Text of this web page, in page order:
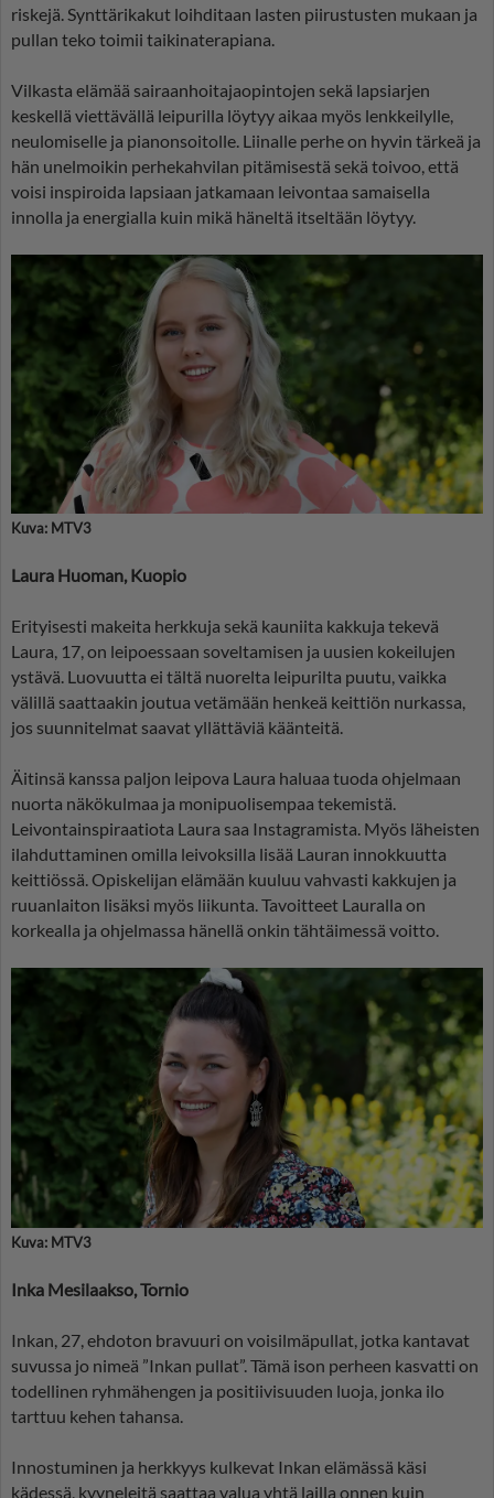
riskejä. Synttärikakut loihditaan lasten piirustusten mukaan ja
pullan teko toimii taikinaterapiana.
Vilkasta elämää sairaanhoitajaopintojen sekä lapsiarjen
keskellä viettävällä leipurilla löytyy aikaa myös lenkkeilylle,
neulomiselle ja pianonsoitolle. Liinalle perhe on hyvin tärkeä ja
hän unelmoikin perhekahvilan pitämisestä sekä toivoo, että
voisi inspiroida lapsiaan jatkamaan leivontaa samaisella
innolla ja energialla kuin mikä häneltä itseltään löytyy.
Kuva: MTV3
Laura Huoman, Kuopio
Erityisesti makeita herkkuja sekä kauniita kakkuja tekevä
Laura, 17, on leipoessaan soveltamisen ja uusien kokeilujen
ystävä. Luovuutta ei tältä nuorelta leipurilta puutu, vaikka
välillä saattaakin joutua vetämään henkeä keittiön nurkassa,
jos suunnitelmat saavat yllättäviä käänteitä.
Äitinsä kanssa paljon leipova Laura haluaa tuoda ohjelmaan
nuorta näkökulmaa ja monipuolisempaa tekemistä.
Leivontainspiraatiota Laura saa Instagramista. Myös läheisten
ilahduttaminen omilla leivoksilla lisää Lauran innokkuutta
keittiössä. Opiskelijan elämään kuuluu vahvasti kakkujen ja
ruuanlaiton lisäksi myös liikunta. Tavoitteet Lauralla on
korkealla ja ohjelmassa hänellä onkin tähtäimessä voitto.
Kuva: MTV3
Inka Mesilaakso, Tornio
Inkan, 27, ehdoton bravuuri on voisilmäpullat, jotka kantavat
suvussa jo nimeä ”Inkan pullat”. Tämä ison perheen kasvatti on
todellinen ryhmähengen ja positiivisuuden luoja, jonka ilo
tarttuu kehen tahansa.
Innostuminen ja herkkyys kulkevat Inkan elämässä käsi
kädessä, kyyneleitä saattaa valua yhtä lailla onnen kuin